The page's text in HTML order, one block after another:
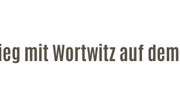
mit Wortwitz auf